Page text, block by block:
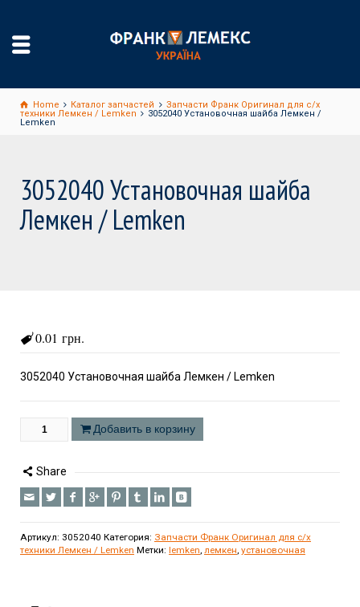
Home Каталог запчастей
Запчасти Франк Оригинал для с/х
техники Лемкен / Lemken
3052040 Установочная шайба Лемкен /
Lemken
3052040 Установочная шайба
Лемкен / Lemken
0.01 грн.
3052040 Установочная шайба Лемкен / Lemken
Добавить в корзину
Share
Артикул: 3052040 Категория: Запчасти Франк Оригинал для с/х
техники Лемкен / Lemken Метки: lemken, лемкен, установочная